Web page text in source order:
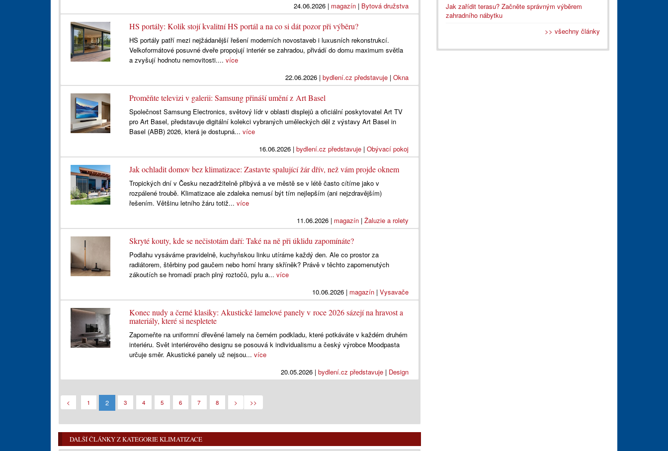
24.06.2026| magazín| Bytová družstva
HS portály: Kolik stojí kvalitní HS portál a na co si dát pozor při výběru?
HS portály patří mezi nejžádanější řešení moderních novostaveb i luxusních rekonstrukcí.
Velkoformátové posuvné dveře propojují interiér se zahradou, přivádí do domu maximum světla
a zvyšují hodnotu nemovitosti....více
22.06.2026| bydlení.cz představuje| Okna
Proměňte televizi v galerii: Samsung přináší umění z Art Basel
Společnost Samsung Electronics, světový lídr v oblasti displejů a oficiální poskytovatel Art TV
pro Art Basel, představuje digitální kolekci vybraných uměleckých děl z výstavy Art Basel in
Basel (ABB) 2026, která je dostupná...více
16.06.2026| bydlení.cz představuje| Obývací pokoj
Jak ochladit domov bez klimatizace: Zastavte spalující žár dřív, než vám projde oknem
Tropických dní v Česku nezadržitelně přibývá a ve městě se v létě často cítíme jako v
rozpálené troubě. Klimatizace ale zdaleka nemusí být tím nejlepším (ani nejzdravějším)
řešením. Většinu letního žáru totiž...více
11.06.2026| magazín| Žaluzie a rolety
Skryté kouty, kde se nečistotám daří: Také na ně při úklidu zapomínáte?
Podlahu vysáváme pravidelně, kuchyňskou linku utíráme každý den. Ale co prostor za
radiátorem, štěrbiny pod gaučem nebo horní hrany skříněk? Právě v těchto zapomenutých
zákoutích se hromadí prach plný roztočů, pylu a...více
10.06.2026| magazín| Vysavače
Konec nudy a černé klasiky: Akustické lamelové panely v roce 2026 sázejí na hravost a
materiály, které si nespletete
Zapomeňte na uniformní dřevěné lamely na černém podkladu, které potkáváte v každém druhém
interiéru. Svět interiérového designu se posouvá k individualismu a český výrobce Moodpasta
určuje směr. Akustické panely už nejsou...více
20.05.2026| bydlení.cz představuje| Design
< 1 2 3 4 5 6 7 8 > >>
DALŠÍ ČLÁNKY Z KATEGORIE KLIMATIZACE
Jak zařídit terasu? Začněte správným výběrem
zahradního nábytku
>> všechny články